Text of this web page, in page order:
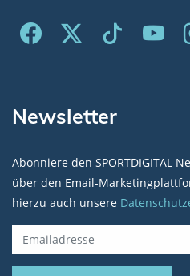
Newsletter
Abonniere den SPORTDIGITAL
über den Email-
hierzu auch unsere